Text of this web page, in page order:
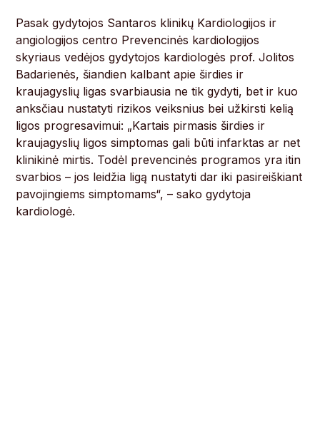
Pasak gydytojos Santaros klinikų Kardiologijos ir
angiologijos centro Prevencinės kardiologijos
skyriaus vedėjos gydytojos kardiologės prof. Jolitos
Badarienės, šiandien kalbant apie širdies ir
kraujagyslių ligas svarbiausia ne tik gydyti, bet ir kuo
anksčiau nustatyti rizikos veiksnius bei užkirsti kelią
ligos progresavimui: „Kartais pirmasis širdies ir
kraujagyslių ligos simptomas gali būti infarktas ar net
klinikinė mirtis. Todėl prevencinės programos yra itin
svarbios – jos leidžia ligą nustatyti dar iki pasireiškiant
pavojingiems simptomams“, – sako gydytoja
kardiologė.